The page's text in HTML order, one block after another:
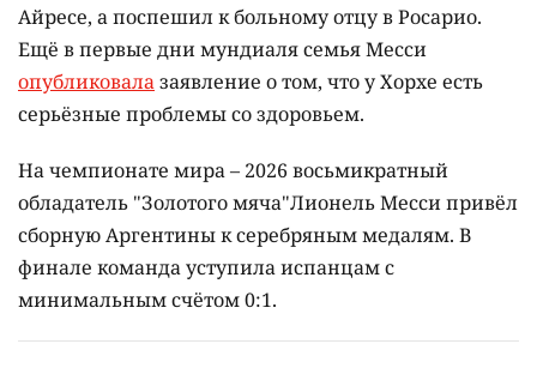
Айресе, а поспешил к больному отцу в Росарио.
Ещё в первые дни мундиаля семья Месси
опубликовалазаявление о том, что у Хорхе есть
серьёзные проблемы со здоровьем.
На чемпионате мира – 2026 восьмикратный
обладатель "Золотого мяча"Лионель Месси привёл
сборную Аргентины к серебряным медалям. В
финале команда уступила испанцам с
минимальным счётом 0:1.